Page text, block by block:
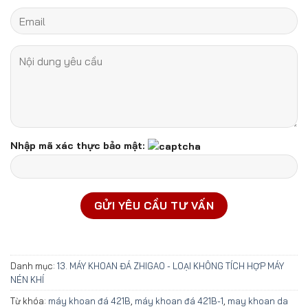
Nhập mã xác thực bảo mật:
Danh mục: 13. MÁY KHOAN ĐÁ ZHIGAO - LOẠI KHÔNG TÍCH HỢP MÁY
NÉN KHÍ
Từ khóa: máy khoan đá 421B máy khoan đá 421B-1 may khoan da